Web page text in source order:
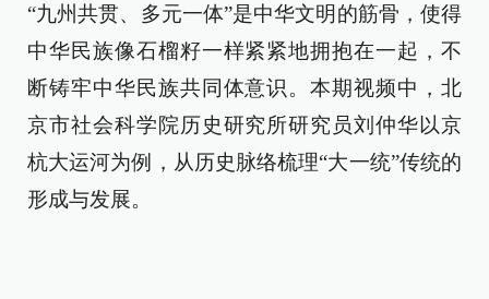
“九州共贯、多元一体”是中华文明的筋骨，使得
中华民族像石榴籽一样紧紧地拥抱在一起，不
断铸牢中华民族共同体意识。本期视频中，北
京市社会科学院历史研究所研究员刘仲华以京
杭大运河为例，从历史脉络梳理“大一统”传统的
形成与发展。